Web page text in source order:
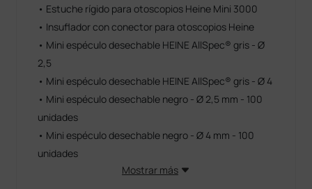
• Estuche rígido para otoscopios Heine Mini 3000
• Insuflador con conector para otoscopios Heine
• Mini espéculo desechable HEINE AllSpec® gris - Ø
2,5
• Mini espéculo desechable HEINE AllSpec® gris - Ø 4
• Mini espéculo desechable negro - Ø 2,5 mm - 100
unidades
• Mini espéculo desechable negro - Ø 4 mm - 100
unidades
Mostrar más